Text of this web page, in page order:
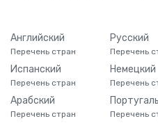
Английский
Перечень стран
Русский
Перечень
Испанский
Перечень стран
Немецкий
Перечень
Арабский
Перечень стран Перечень